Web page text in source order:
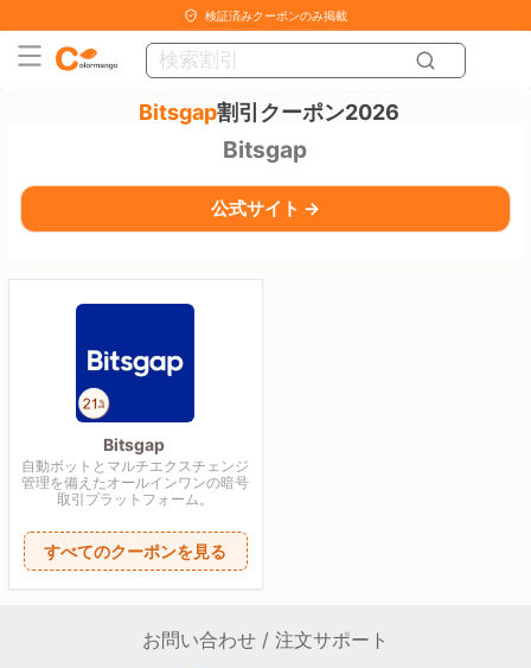
検証済みクーポンのみ掲載
Bitsgap割引クーポン2026
Bitsgap
公式サイト →
Bitsgap
自動ボットとマルチエクスチェンジ
管理を備えたオールインワンの暗号
取引プラットフォーム。
すべてのクーポンを見る
お問い合わせ / 注文サポート